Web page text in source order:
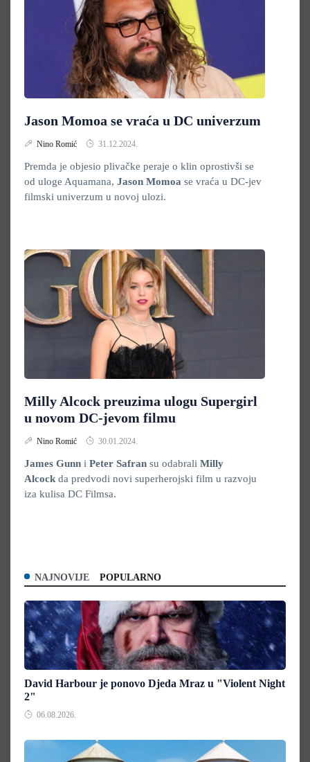
Jason Momoa se vraća u DC univerzum
Nino Romić 31.12.2024.
Premda je objesio plivačke peraje o klin oprostivši se
od uloge Aquamana, Jason Momoa se vraća u DC-jev
filmski univerzum u novoj ulozi.
Milly Alcock preuzima ulogu Supergirl
u novom DC-jevom filmu
Nino Romić 30.01.2024.
James Gunn i Peter Safran su odabrali Milly
Alcock da predvodi novi superherojski film u razvoju
iza kulisa DC Filmsa.
NAJNOVIJE POPULARNO
David Harbour je ponovo Djeda Mraz u "Violent Night
2"
06.08.2026.